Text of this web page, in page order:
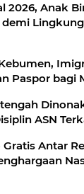
2026, Anak
demi
Paspor bagi
ASN
Antar